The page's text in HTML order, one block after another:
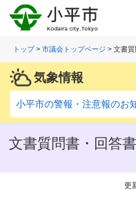
トップ>市議会トップページ > 文書質
気象情報
小平市の警報・注意報のお
文書質問書・回答
更